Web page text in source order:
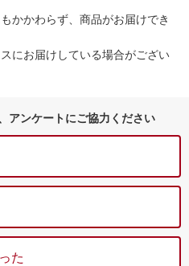
かかわらず、商品がお届けでき
にお届けしている場合がござい
アンケートにご協力ください
た